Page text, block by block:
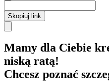
Skopiuj link
Mamy dla Ciebie
niską ratą!
Chcesz poznać